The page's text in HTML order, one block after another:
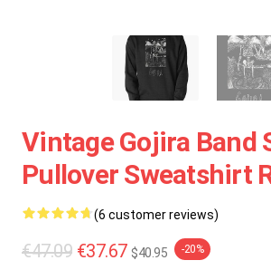
Vintage Gojira Band
Pullover Sweatshirt
(6 customer reviews)
€47.09 €37.67 $40.95 -20%